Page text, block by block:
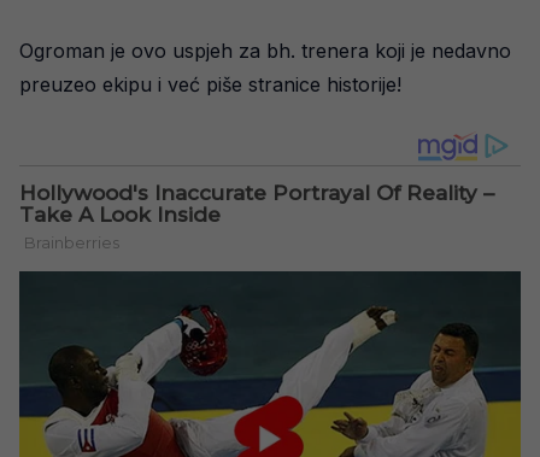
Ogroman je ovo uspjeh za bh. trenera koji je nedavno
preuzeo ekipu i već piše stranice historije!